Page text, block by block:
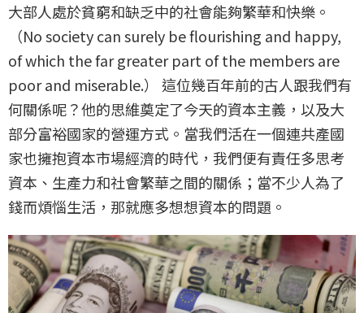
大部人處於貧窮和缺乏中的社會能夠繁華和快樂。
（No society can surely be flourishing and happy,
of which the far greater part of the members are
poor and miserable.） 這位幾百年前的古人跟我們有
何關係呢？他的思維奠定了今天的資本主義，以及大
部分富裕國家的營運方式。當我們活在一個連共產國
家也擁抱資本市場經濟的時代，我們便有責任多思考
資本、生產力和社會繁華之間的關係；當不少人為了
錢而煩惱生活，那就應多想想資本的問題。